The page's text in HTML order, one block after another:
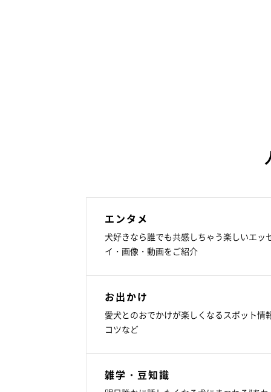
エンタメ
犬好きなら誰でも共感しちゃう楽しいエッ
イ・画像・動画をご紹介
お出かけ
愛犬とのおでかけが楽しくなるスポット情
コツなど
雑学・豆知識